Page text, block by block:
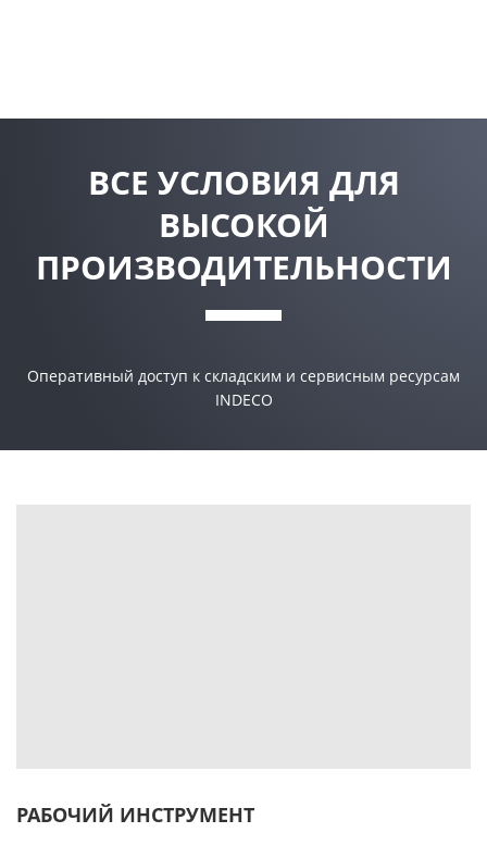
ВСЕ УСЛОВИЯ ДЛЯ
ВЫСОКОЙ
ПРОИЗВОДИТЕЛЬНОСТИ
Оперативный доступ к складским и сервисным ресурсам
INDECO
РАБОЧИЙ ИНСТРУМЕНТ